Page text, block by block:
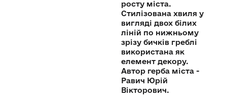
росту міста.
Стилізована хвиля у
вигляді двох білих
ліній по нижньому
зрізу бичків греблі
використана як
елемент декору.
Автор герба міста -
Равич Юрій
Вікторович.